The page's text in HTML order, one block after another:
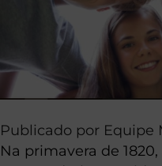
Publicado por Equipe
Na primavera de